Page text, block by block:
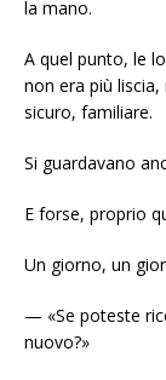
la mano.
A quel punto, le
non era più
sicuro, familiare.
Si guardavano
E forse, proprio
Un giorno, un
— «Se poteste
nuovo?»